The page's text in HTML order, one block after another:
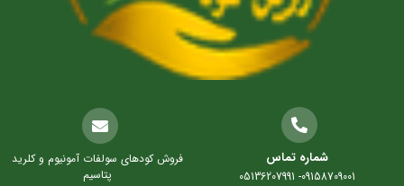
شماره تماس
09158709001- 05136207991
فروش کودهای سولفات آمونیوم و کلرید
پتاسیم